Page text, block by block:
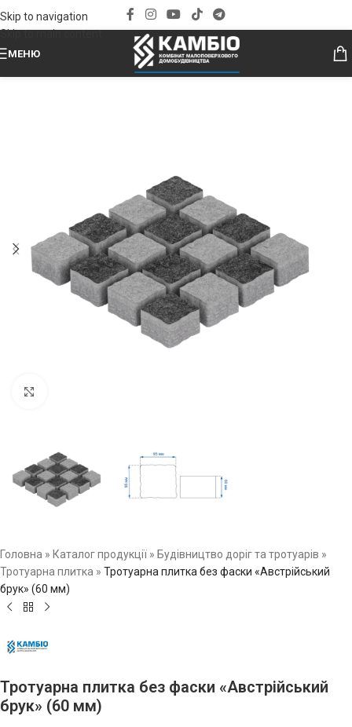
Skip to navigation
Skip to main content
МЕНЮ
Головна » Каталог продукції » Будівництво доріг та тротуарів »
Тротуарна плитка » Тротуарна плитка без фаски «Австрійський
брук» (60 мм)
Тротуарна плитка без фаски «Австрійський
брук» (60 мм)